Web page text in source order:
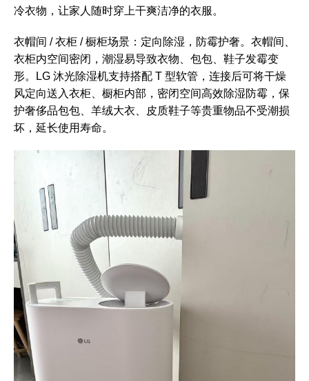
冷衣物，让家人随时穿上干爽洁净的衣服。
衣帽间 / 衣柜 / 橱柜场景：定向除湿，防霉护奢。衣帽间、
衣柜内空间密闭，潮湿易导致衣物、包包、鞋子发霉变
形。LG 沐光除湿机支持搭配 T 型软管，连接后可将干燥
风定向送入衣柜、橱柜内部，密闭空间高效除湿防霉，保
护奢侈品包包、羊绒大衣、皮质鞋子等贵重物品不受潮损
坏，延长使用寿命。